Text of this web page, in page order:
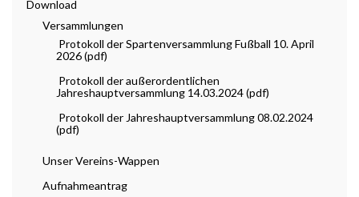
Download
Versammlungen
Protokoll der Spartenversammlung Fußball 10. April
2026 (pdf)
Protokoll der außerordentlichen
Jahreshauptversammlung 14.03.2024 (pdf)
Protokoll der Jahreshauptversammlung 08.02.2024
(pdf)
Unser Vereins-Wappen
Aufnahmeantrag